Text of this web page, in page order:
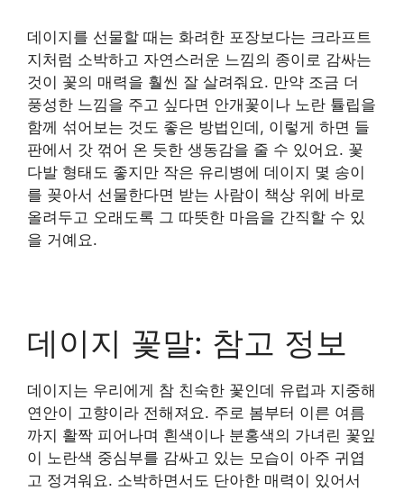
데이지를 선물할 때는 화려한 포장보다는 크라프트
지처럼 소박하고 자연스러운 느낌의 종이로 감싸는
것이 꽃의 매력을 훨씬 잘 살려줘요. 만약 조금 더
풍성한 느낌을 주고 싶다면 안개꽃이나 노란 튤립을
함께 섞어보는 것도 좋은 방법인데, 이렇게 하면 들
판에서 갓 꺾어 온 듯한 생동감을 줄 수 있어요. 꽃
다발 형태도 좋지만 작은 유리병에 데이지 몇 송이
를 꽂아서 선물한다면 받는 사람이 책상 위에 바로
올려두고 오래도록 그 따뜻한 마음을 간직할 수 있
을 거예요.
데이지 꽃말: 참고 정보
데이지는 우리에게 참 친숙한 꽃인데 유럽과 지중해
연안이 고향이라 전해져요. 주로 봄부터 이른 여름
까지 활짝 피어나며 흰색이나 분홍색의 가녀린 꽃잎
이 노란색 중심부를 감싸고 있는 모습이 아주 귀엽
고 정겨워요. 소박하면서도 단아한 매력이 있어서